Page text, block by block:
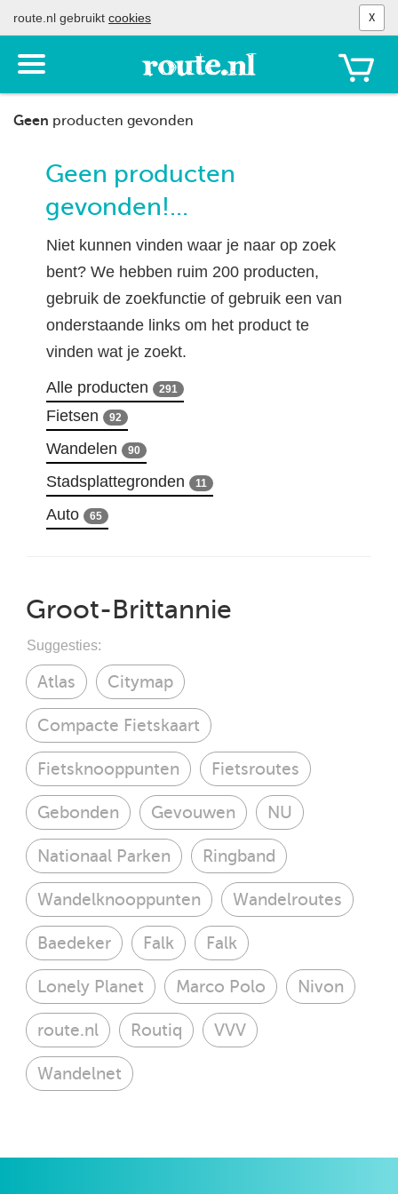
route.nl gebruikt cookies X
Toon
het
menu
Geen producten gevonden
Geen producten
gevonden!...
Niet kunnen vinden waar je naar op zoek
bent? We hebben ruim 200 producten,
gebruik de zoekfunctie of gebruik een van
onderstaande links om het product te
vinden wat je zoekt.
Alle producten 291
Fietsen 92
Wandelen 90
Stadsplattegronden 11
Auto 65
Groot-Brittannie
Suggesties:
Atlas Citymap
Compacte Fietskaart
Fietsknooppunten Fietsroutes
Gebonden Gevouwen NU
Nationaal Parken Ringband
Wandelknooppunten Wandelroutes
Baedeker Falk Falk
Lonely Planet Marco Polo Nivon
route.nl Routiq VVV
Wandelnet